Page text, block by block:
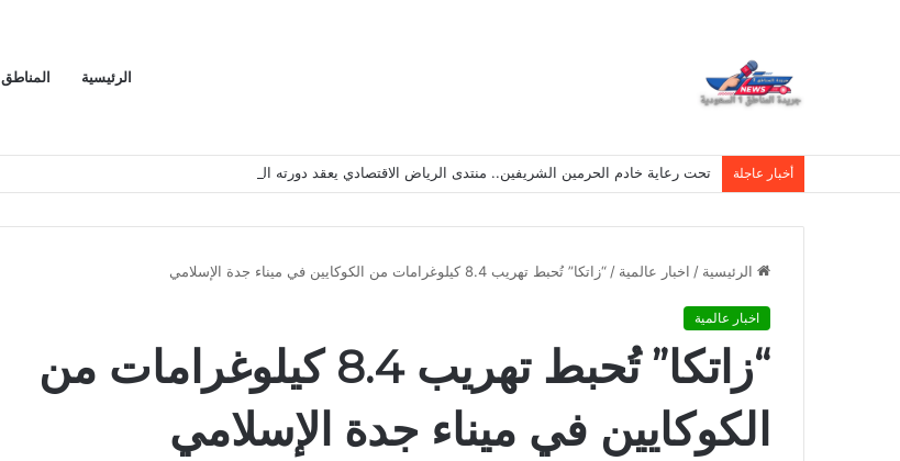
الرئيسية المناطق 1
أخبار عاجلة تحت رعاية خادم الحرمين الشريفين.. منتدى الرياض الاقتصادي يعقد دورته الـ(12) أكتوبر القادم
الرئيسية / اخبار عالمية / “زاتكا” تُحبط تهريب 8.4 كيلوغرامات من الكوكايين في ميناء جدة الإسلامي
اخبار عالمية
“زاتكا” تُحبط تهريب 8.4 كيلوغرامات من
الكوكايين في ميناء جدة الإسلامي